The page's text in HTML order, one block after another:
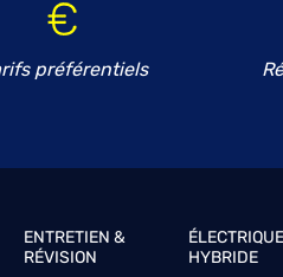
préférentiels
ENTRETIEN &
RÉVISION
HYBRIDE